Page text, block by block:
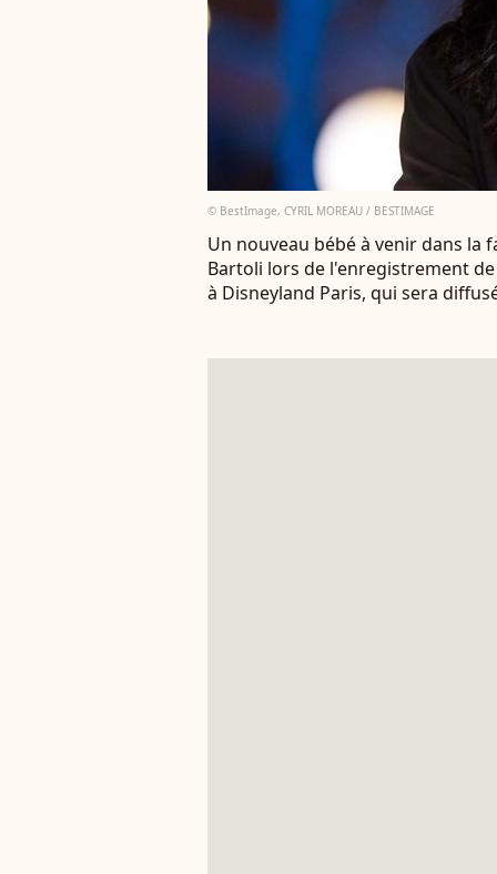
© BestImage, CYRIL MOREAU / BESTIMAGE
Un nouveau bébé à venir dans la
Bartoli lors de l'enregistrement
à Disneyland Paris, qui sera